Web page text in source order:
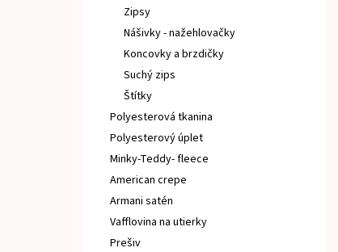
Zipsy
Nášivky - nažehlovačky
Koncovky a brzdičky
Suchý zips
Štítky
Polyesterová tkanina
Polyesterový úplet
Minky-Teddy- fleece
American crepe
Armani satén
Vafflovina na utierky
Prešiv